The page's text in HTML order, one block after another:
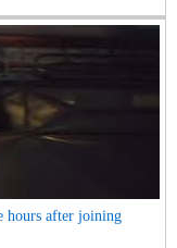
hours after joining